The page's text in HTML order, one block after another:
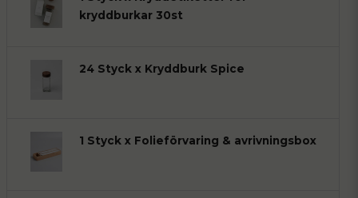
kryddburkar 30st
24 Styck x Kryddburk Spice
1 Styck x Folieförvaring & avrivningsbox